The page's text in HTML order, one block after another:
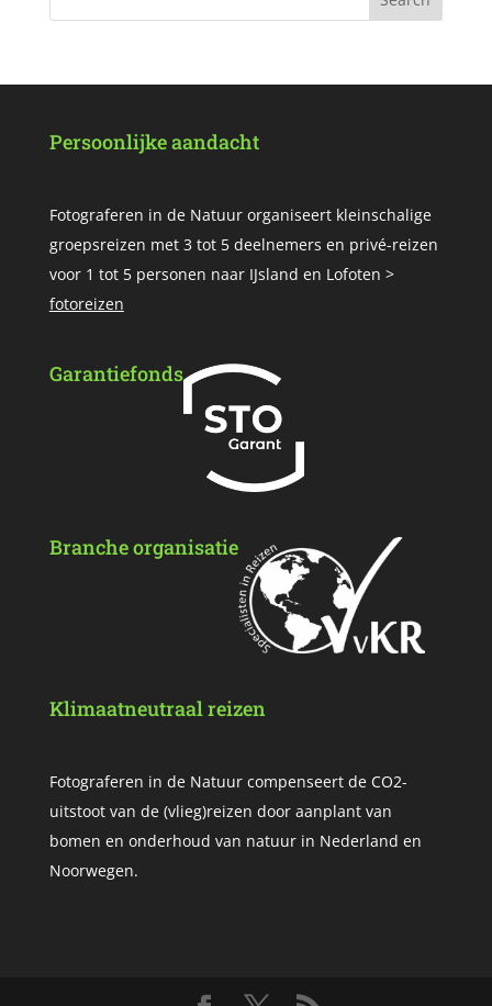
Persoonlijke aandacht
Fotograferen in de Natuur organiseert kleinschalige
groepsreizen met 3 tot 5 deelnemers en privé-reizen
voor 1 tot 5 personen naar IJsland en Lofoten >
fotoreizen
Garantiefonds
Branche organisatie
Klimaatneutraal reizen
Fotograferen in de Natuur compenseert de CO2-
uitstoot van de (vlieg)reizen door aanplant van
bomen en onderhoud van natuur in Nederland en
Noorwegen.